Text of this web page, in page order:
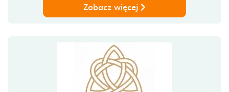
Zobacz więcej